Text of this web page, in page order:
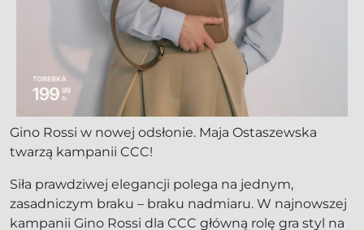
Gino Rossi w nowej odsłonie. Maja Ostaszewska
twarzą kampanii CCC!
Siła prawdziwej elegancji polega na jednym,
zasadniczym braku – braku nadmiaru. W najnowszej
kampanii Gino Rossi dla CCC główną rolę gra styl na